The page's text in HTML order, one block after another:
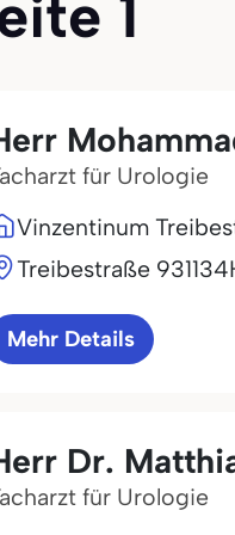
1
für Urologie
Vinzentinum
Treibestraße 931134
Mehr Details
Dr.
für Urologie